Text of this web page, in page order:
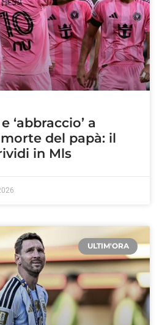
‘abbraccio’ a
del papà: il
in Mls
ULTIM'ORA